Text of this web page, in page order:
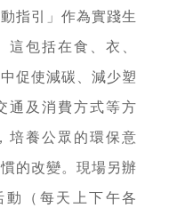
指引」作為實踐生
包括在食、衣、
促使減碳、減少塑
通及消費方式等方
培養公眾的環保意
的改變。現場另辦
（每天上下午各